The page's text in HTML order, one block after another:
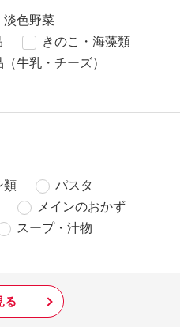
淡色野菜
きのこ・海藻類
牛乳・チーズ）
類
パスタ
メインのおかず
スープ・汁物
る